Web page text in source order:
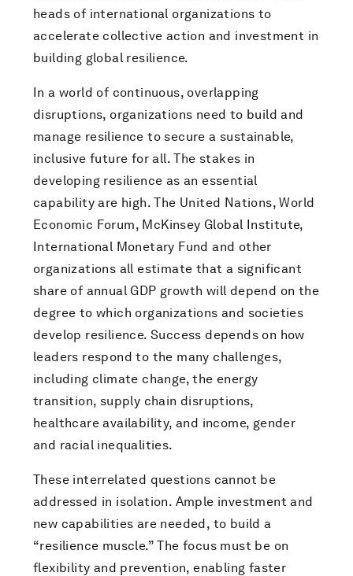
heads of international organizations to
accelerate collective action and investment in
building global resilience.
In a world of continuous, overlapping
disruptions, organizations need to build and
manage resilience to secure a sustainable,
inclusive future for all. The stakes in
developing resilience as an essential
capability are high. The United Nations, World
Economic Forum, McKinsey Global Institute,
International Monetary Fund and other
organizations all estimate that a significant
share of annual GDP growth will depend on the
degree to which organizations and societies
develop resilience. Success depends on how
leaders respond to the many challenges,
including climate change, the energy
transition, supply chain disruptions,
healthcare availability, and income, gender
and racial inequalities.
These interrelated questions cannot be
addressed in isolation. Ample investment and
new capabilities are needed, to build a
“resilience muscle.” The focus must be on
flexibility and prevention, enabling faster